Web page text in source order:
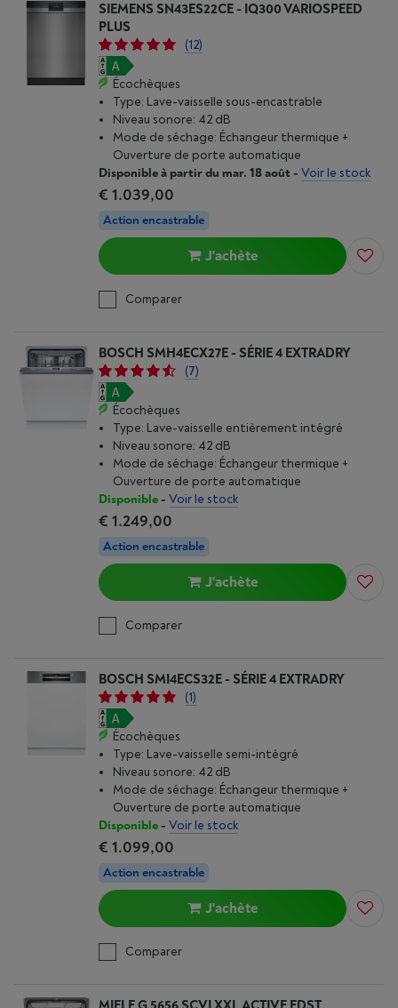
SIEMENS SN43ES22CE - IQ300 VARIOSPEED
PLUS
(12)
Écochèques
Type: Lave-vaisselle sous-encastrable
Niveau sonore: 42 dB
Mode de séchage: Échangeur thermique +
Ouverture de porte automatique
Disponible à partir du mar. 18 août- Voir le stock
€ 1.039,00
Action encastrable
J'achète
Comparer
BOSCH SMH4ECX27E - SÉRIE 4 EXTRADRY
(7)
Écochèques
Type: Lave-vaisselle entièrement intégré
Niveau sonore: 42 dB
Mode de séchage: Échangeur thermique +
Ouverture de porte automatique
Disponible- Voir le stock
€ 1.249,00
Action encastrable
J'achète
Comparer
BOSCH SMI4ECS32E - SÉRIE 4 EXTRADRY
(1)
Écochèques
Type: Lave-vaisselle semi-intégré
Niveau sonore: 42 dB
Mode de séchage: Échangeur thermique +
Ouverture de porte automatique
Disponible- Voir le stock
€ 1.099,00
Action encastrable
J'achète
Comparer